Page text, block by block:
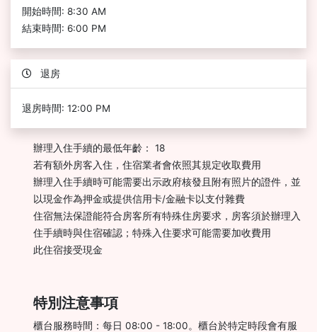
開始時間: 8:30 AM
結束時間: 6:00 PM
退房
退房時間: 12:00 PM
辦理入住手續的最低年齡： 18
若有額外房客入住，住宿業者會依照其規定收取費用
辦理入住手續時可能需要出示政府核發且附有照片的證件，並
以現金作為押金或提供信用卡/金融卡以支付雜費
住宿無法保證能符合房客所有特殊住房要求，房客須於辦理入
住手續時與住宿確認；特殊入住要求可能需要加收費用
此住宿接受現金
特別注意事項
櫃台服務時間：每日 08:00 - 18:00。櫃台於特定時段會有服